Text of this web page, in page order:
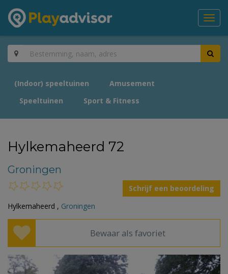
(Indoor) speeltuinen
Amusement
Speeltuinen
Sport & Fitness
Hylkemaheerd 72
Groningen
Schrijf een beoordeling
Hylkemaheerd , Groningen
Bewaar als favoriet